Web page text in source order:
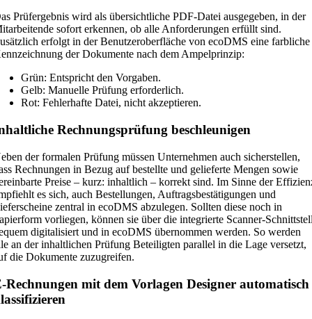
Prüfergebnis wird als übersichtliche PDF-Datei ausgegeben, in der
sofort erkennen, ob alle Anforderungen erfüllt sind.
erfolgt in der Benutzeroberfläche von ecoDMS eine farbliche
der Dokumente nach dem Ampelprinzip:
Grün: Entspricht den Vorgaben.
Gelb: Manuelle Prüfung erforderlich.
Rot: Fehlerhafte Datei, nicht akzeptieren.
Rechnungsprüfung beschleunigen
der formalen Prüfung müssen Unternehmen auch sicherstellen,
Rechnungen in Bezug auf bestellte und gelieferte Mengen sowie
Preise – kurz: inhaltlich – korrekt sind. Im Sinne der
es sich, auch Bestellungen, Auftragsbestätigungen und
zentral in ecoDMS abzulegen. Sollten diese noch in
vorliegen, können sie über die integrierte Scanner-
digitalisiert und in ecoDMS übernommen werden. So werden
an der inhaltlichen Prüfung Beteiligten parallel in die Lage versetzt,
die Dokumente zuzugreifen.
Rechnungen mit dem Vorlagen Designer automatisch